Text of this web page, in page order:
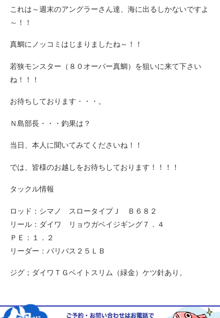
これは～週末のアングラーさん達、海に出るしかないですよ
～！！
真鯛にノッコミはじまりましたね～！！
若狭モンスター（８０オーバー真鯛）を狙いに来て下さい
ね！！！
お待ちしております・・・。
Ｎ島部長・・・釣果は？
当日、本人に聞いてみてくださいね！！
では、皆様のお越しをお待ちしております！！！！
タックル情報
ロッド：シマノ スロータイプＪ Ｂ６８２
リール：ダイワ リョウガベイジギング７．４
ＰＥ：１．２
リーダー：バリバス２５ＬＢ
ジグ；ダイワＴＧベイトスリム（緑金）ケツ針あり。